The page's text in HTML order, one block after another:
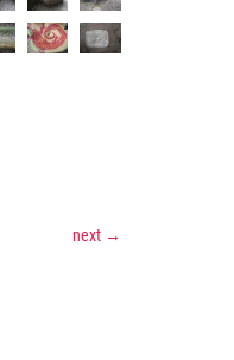
next →